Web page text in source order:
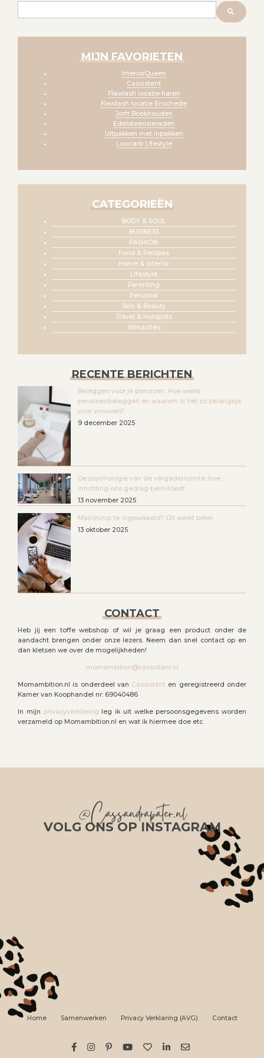
MIJN FAVORIETEN
InteriorQueen
Cassistent
Flawlash locatie haren
Flawlash locatie Enschede
Jortt Boekhouden
Edelsteensieraden
Uitpakken met inpakken
Lowcarb Lifestyle
CATEGORIEËN
BODY & SOUL
BUSINESS
FASHION
Food & Recipes
Home & Interior
Lifestyle
Parenting
Personal
Skin & Beauty
Travel & Hotspots
Winacties
RECENTE BERICHTEN
Beleggen voor je pensioen. Hoe werkt
pensioenbeleggen en waarom is het zo belangrijk
voor vrouwen?
9 december 2025
De psychologie van de vergaderruimte: hoe
inrichting ons gedrag beïnvloedt
13 november 2025
Mailchimp te ingewikkeld? Dit werkt beter
13 oktober 2025
CONTACT
Heb jij een toffe webshop of wil je graag een product onder de
aandacht brengen onder onze lezers. Neem dan snel contact op en
dan kletsen we over de mogelijkheden!
momambition@cassistent.nl
Momambition.nl is onderdeel van Cassistent en geregistreerd onder
Kamer van Koophandel nr: 69040486
In mijn privacyverklaring leg ik uit welke persoonsgegevens worden
verzameld op Momambition.nl en wat ik hiermee doe etc.
@Cassandrapater.nl
VOLG ONS OP INSTAGRAM
Home Samenwerken Privacy Verklaring (AVG) Contact